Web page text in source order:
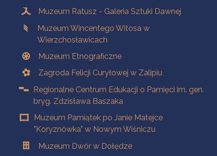
Muzeum Ratusz - Galeria Sztuki Dawnej
Muzeum Wincentego Witosa w
Wierzchosławicach
Muzeum Etnograficzne
Zagroda Felicji Curyłowej w Zalipiu
Regionalne Centrum Edukacji o Pamięci im. gen.
bryg. Zdzisława Baszaka
Muzeum Pamiątek po Janie Matejce
"Koryznówka" w Nowym Wiśniczu
Muzeum Dwór w Dołędze